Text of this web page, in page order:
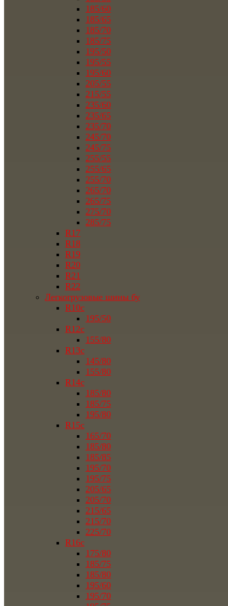
185/60
185/65
185/70
185/75
195/50
195/55
195/60
205/55
215/55
235/60
235/65
235/70
245/70
245/75
255/55
255/65
255/70
265/70
265/75
275/70
285/75
R17
R18
R19
R20
R21
R22
Легкогрузовые шины бу
R10c
195/50
R12c
155/80
R13c
145/80
155/80
R14c
185/80
185/75
195/80
R15c
165/70
185/80
185/85
195/70
195/75
205/65
205/70
215/65
215/70
225/70
R16c
175/80
185/75
185/80
195/60
195/70